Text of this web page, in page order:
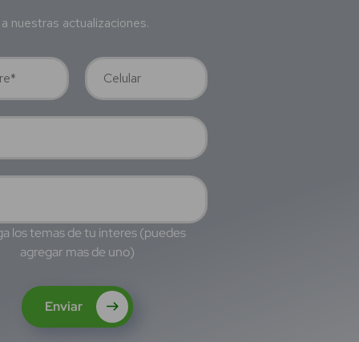
nuestras actualizaciones.
los temas de tu interes (puedes
agregar mas de uno)
Enviar